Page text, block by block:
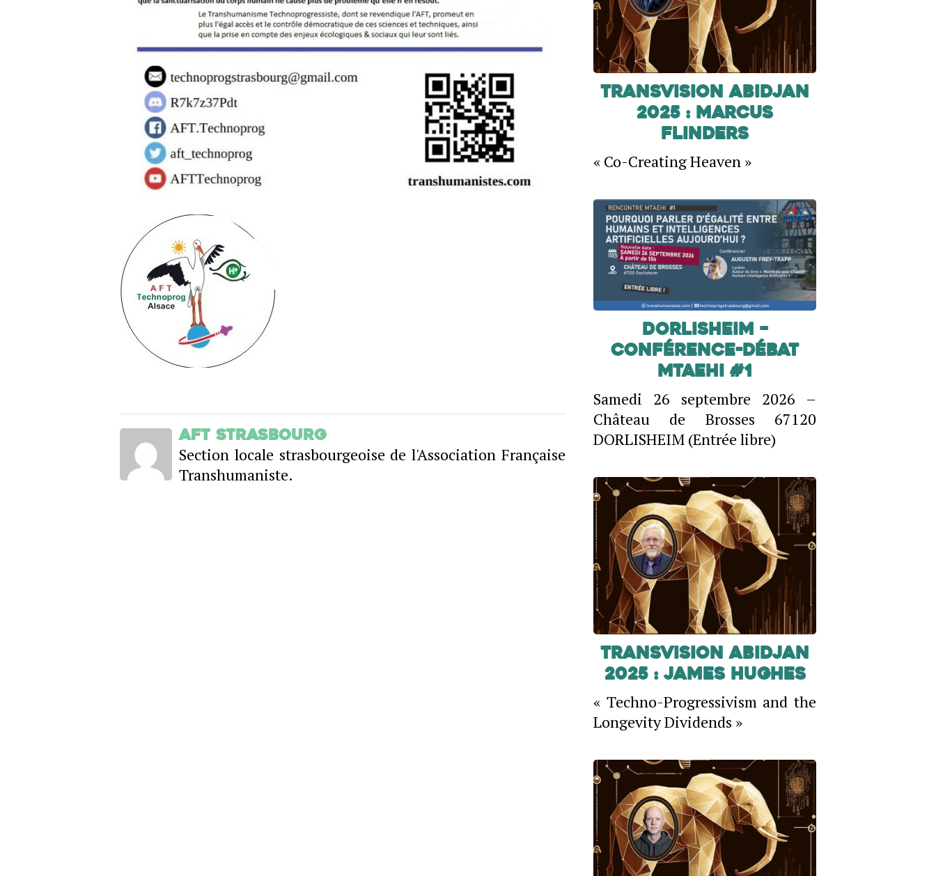
AFT Strasbourg
Section locale strasbourgeoise de l'Association Française
Transhumaniste.
TransVision Abidjan
2025 : Marcus
Flinders
« Co-Creating Heaven »
Dorlisheim –
Conférence-débat
MTAEHI #1
Samedi 26 septembre 2026 –
Château de Brosses 67120
DORLISHEIM (Entrée libre)
TransVision Abidjan
2025 : James Hughes
« Techno-Progressivism and the
Longevity Dividends »